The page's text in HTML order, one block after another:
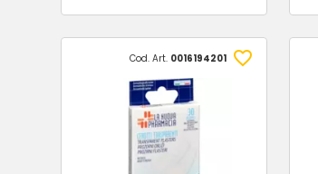
Cod. Art. 0016194201